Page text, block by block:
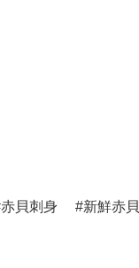
赤貝刺身 新鮮赤貝